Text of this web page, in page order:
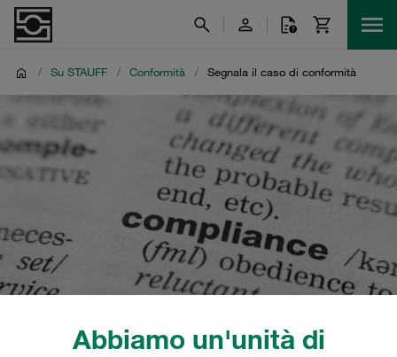
Abbiamo un'unità di
/ Su STAUFF / Conformità / Segnala il caso di conformità